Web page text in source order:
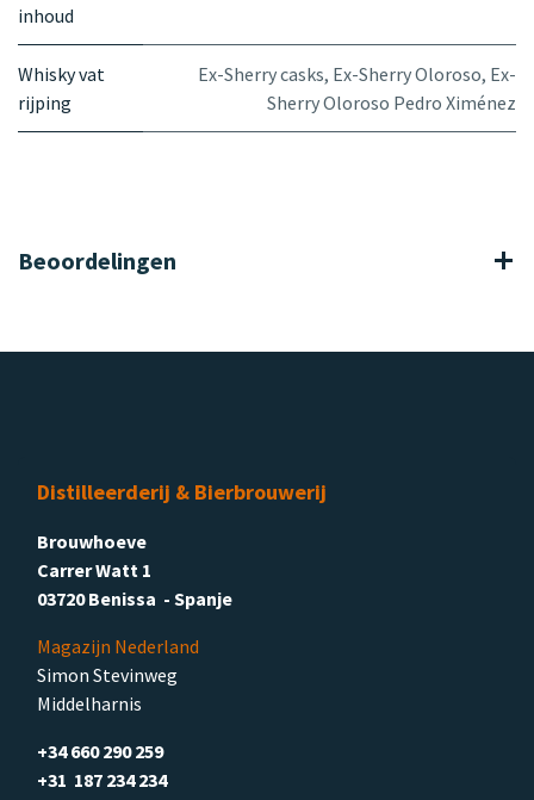
inhoud
Whisky vat
rijping
Ex-Sherry casks, Ex-Sherry Oloroso, Ex-
Sherry Oloroso Pedro Ximénez
Beoordelingen
Distilleerderij & Bierbrouwerij
Brouwhoeve
Carrer Watt 1
03720 Benissa - Spanje
Magazijn Nederland
Simon Stevinweg
Middelharnis
+34 660 290 259
+31 187 234 234